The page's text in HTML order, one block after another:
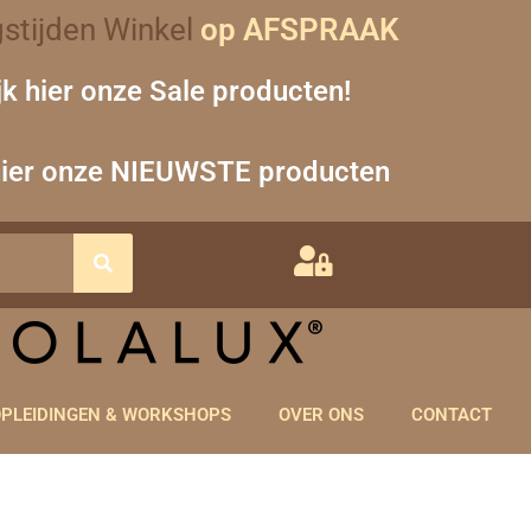
Winkel op AFSPRAAK
hier onze Sale producten!
onze NIEUWSTE producten
& WORKSHOPS OVER ONS CONTACT